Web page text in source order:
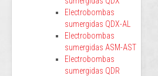
Electrobombas
sumergidas QDX-AL
Electrobombas
sumergidas ASM-AST
Electrobombas
sumergidas QDR